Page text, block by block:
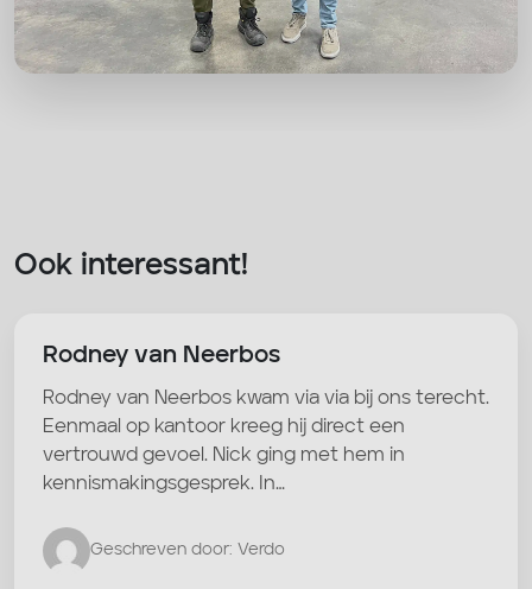
Ook interessant!
Rodney van Neerbos
Rodney van Neerbos kwam via via bij ons terecht.
Eenmaal op kantoor kreeg hij direct een
vertrouwd gevoel. Nick ging met hem in
kennismakingsgesprek. In…
Geschreven door: Verdo